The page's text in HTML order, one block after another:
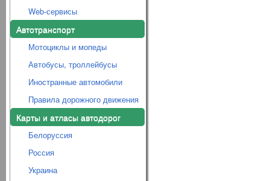
Web-сервисы
Автотранспорт
Мотоциклы и мопеды
Автобусы, троллейбусы
Иностранные автомобили
Правила дорожного движения
Карты и атласы автодорог
Белоруссия
Россия
Украина